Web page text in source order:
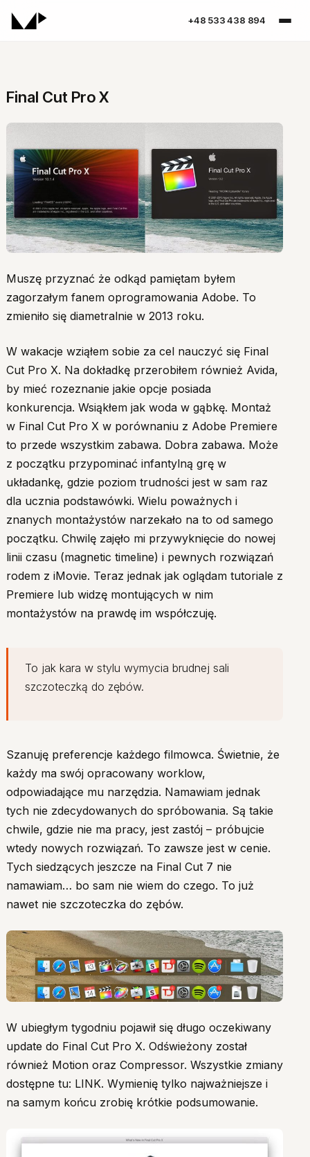
Final Cut Pro X
Muszę przyznać że odkąd pamiętam byłem
zagorzałym fanem oprogramowania Adobe. To
zmieniło się diametralnie w 2013 roku.
W wakacje wziąłem sobie za cel nauczyć się Final
Cut Pro X. Na dokładkę przerobiłem również Avida,
by mieć rozeznanie jakie opcje posiada
konkurencja. Wsiąkłem jak woda w gąbkę. Montaż
w Final Cut Pro X w porównaniu z Adobe Premiere
to przede wszystkim zabawa. Dobra zabawa. Może
z początku przypominać infantylną grę w
układankę, gdzie poziom trudności jest w sam raz
dla ucznia podstawówki. Wielu poważnych i
znanych montażystów narzekało na to od samego
początku. Chwilę zajęło mi przywyknięcie do nowej
linii czasu (magnetic timeline) i pewnych rozwiązań
rodem z iMovie. Teraz jednak jak oglądam tutoriale z
Premiere lub widzę montujących w nim
montażystów na prawdę im współczuję.
To jak kara w stylu wymycia brudnej sali
szczoteczką do zębów.
Szanuję preferencje każdego filmowca. Świetnie, że
każdy ma swój opracowany worklow,
odpowiadające mu narzędzia. Namawiam jednak
tych nie zdecydowanych do spróbowania. Są takie
chwile, gdzie nie ma pracy, jest zastój – próbujcie
wtedy nowych rozwiązań. To zawsze jest w cenie.
Tych siedzących jeszcze na Final Cut 7 nie
namawiam… bo sam nie wiem do czego. To już
nawet nie szczoteczka do zębów.
W ubiegłym tygodniu pojawił się długo oczekiwany
update do Final Cut Pro X. Odświeżony został
również Motion oraz Compressor. Wszystkie zmiany
dostępne tu: LINK. Wymienię tylko najważniejsze i
na samym końcu zrobię krótkie podsumowanie.
+48 533 438 894